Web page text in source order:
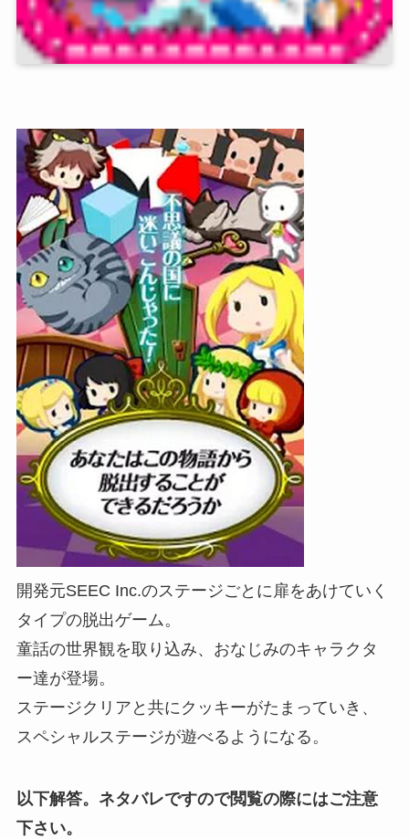
開発元SEEC Inc.のステージごとに扉をあけていく
タイプの脱出ゲーム。
童話の世界観を取り込み、おなじみのキャラクタ
ー達が登場。
ステージクリアと共にクッキーがたまっていき、
スペシャルステージが遊べるようになる。
以下解答。ネタバレですので閲覧の際にはご注意
下さい。